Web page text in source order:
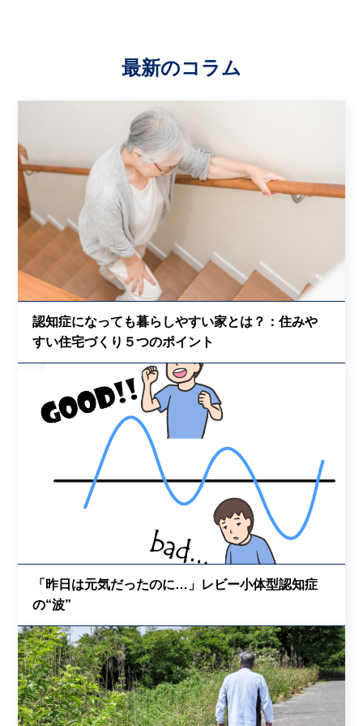
最新のコラム
認知症になっても暮らしやすい家とは？：住みや
すい住宅づくり５つのポイント
「昨日は元気だったのに…」レビー小体型認知症
の“波”